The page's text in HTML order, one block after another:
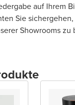
auf Ihrem
Sie
Showrooms zu